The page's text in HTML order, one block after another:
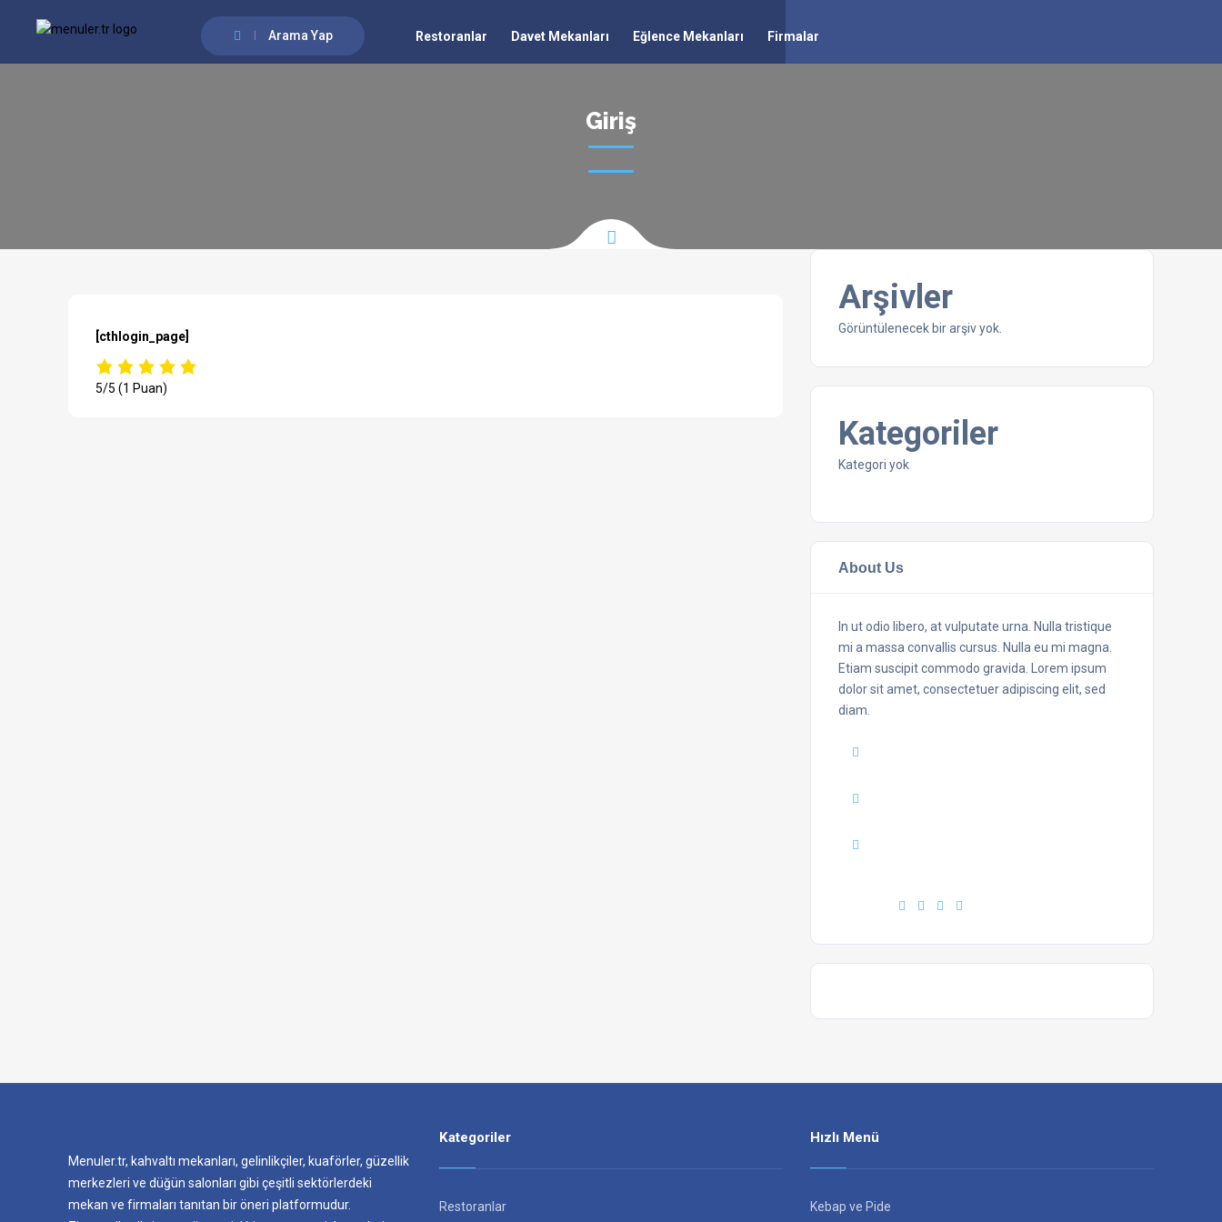
Arama Yap Restoranlar Davet Mekanları Eğlence Mekanları Firmalar
Giriş
[cthlogin_page]
5/5 (1 Puan)
Arşivler
Görüntülenecek bir arşiv yok.
Kategoriler
Kategori yok
About Us
In ut odio libero, at vulputate urna. Nulla tristique
mi a massa convallis cursus. Nulla eu mi magna.
Etiam suscipit commodo gravida. Lorem ipsum
dolor sit amet, consectetuer adipiscing elit, sed
diam.
Menuler.tr, kahvaltı mekanları, gelinlikçiler, kuaförler, güzellik
merkezleri ve düğün salonları gibi çeşitli sektörlerdeki
mekan ve firmaları tanıtan bir öneri platformudur.
Kategoriler
Restoranlar
Hızlı Menü
Kebap ve Pide